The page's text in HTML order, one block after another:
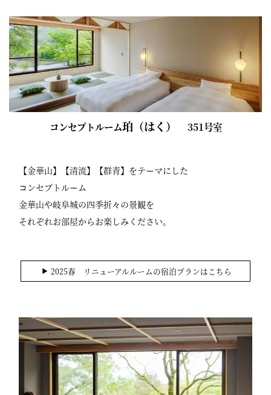
コンセプトルーム珀（はく） 351号室
【金華山】【清流】【群青】をテーマにした
コンセプトルーム
金華山や岐阜城の四季折々の景観を
それぞれお部屋からお楽しみください。
2025春 リニューアルルームの宿泊プランはこちら